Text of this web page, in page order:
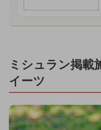
ミシュラン掲載
イーツ